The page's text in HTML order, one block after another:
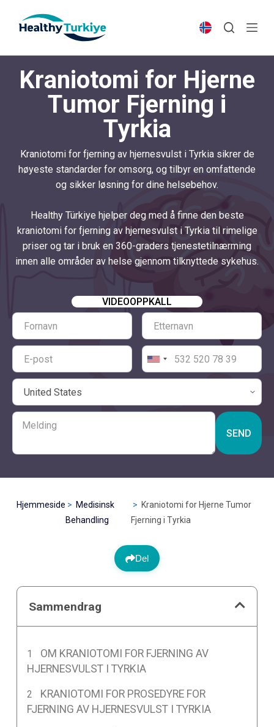
p
Kraniotomi for Hjerne
Tumor Fjerning i
Tyrkia
Kraniotomi for fjerning av hjernesvulst i Tyrkia sikrer de
høyeste standarder for omsorg, og tilbyr en omfattende
og sikker løsning for dine helsebehov.
Healthy Türkiye hjelper deg med å finne den beste
kraniotomi for fjerning av hjernesvulst i Tyrkia til rimelige
priser og tar i bruk en 360-graders tjenestetilnærming
innen alle områder av helse gjennom tilknyttede sykehus.
VIDEOOPPKALL
SEND
Hjemmeside
Medisinsk
Behandling
Kraniotomi for Hjerne Tumor
Fjerning i Tyrkia
Del
Sammendrag
OM KRANIOTOMI FOR FJERNING AV
HJERNESVULST I TYRKIA
KRANIOTOMI FOR PROSEDYRE FOR
FJERNING AV HJERNESVULST I TYRKIA